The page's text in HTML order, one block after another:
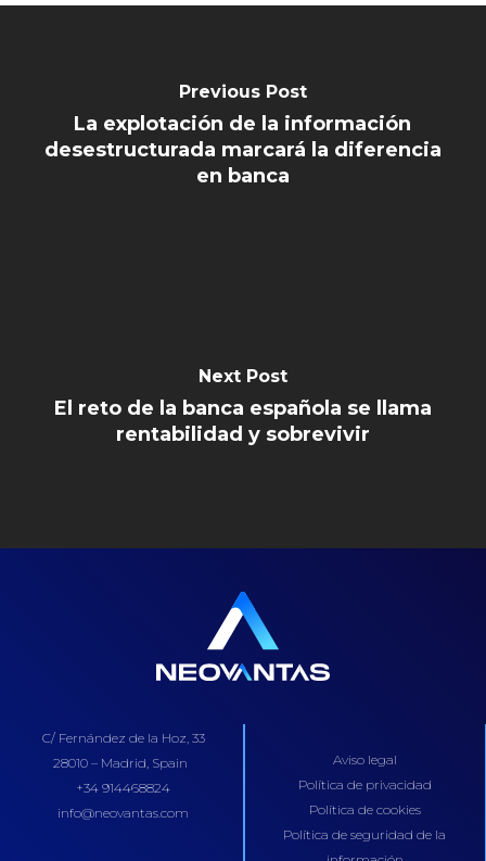
Previous Post
La explotación de la información
desestructurada marcará la diferencia
en banca
Next Post
El reto de la banca española se llama
rentabilidad y sobrevivir
C/ Fernández de la Hoz, 33
28010 – Madrid, Spain
+34 914468824
info@neovantas.com
Aviso legal
Política de privacidad
Política de cookies
Política de seguridad de la